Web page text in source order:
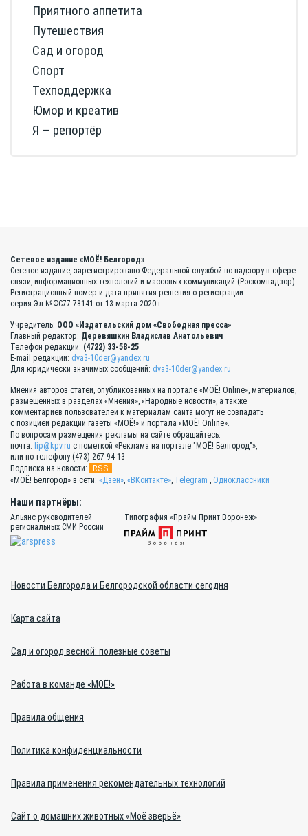
Приятного аппетита
Путешествия
Сад и огород
Спорт
Техподдержка
Юмор и креатив
Я — репортёр
Сетевое издание «МОЁ! Белгород»
Сетевое издание, зарегистрировано Федеральной службой по надзору в сфере
связи, информационных технологий и массовых коммуникаций (Роскомнадзор).
Регистрационный номер и дата принятия решения о регистрации:
серия Эл №ФС77-78141 от 13 марта 2020 г.
Учредитель: ООО «Издательский дом «Свободная пресса»
Главный редактор: Деревяшкин Владислав Анатольевич
Телефон редакции: (4722) 33-58-25
E-mail редакции: dva3-10der@yandex.ru
Для юридически значимых сообщений: dva3-10der@yandex.ru
Мнения авторов статей, опубликованных на портале «МОЁ! Online», материалов,
размещённых в разделах «Мнения», «Народные новости», а также
комментариев пользователей к материалам сайта могут не совпадать
с позицией редакции газеты «МОЁ!» и портала «МОЁ! Online».
По вопросам размещения рекламы на сайте обращайтесь:
почта: lip@kpv.ru с пометкой «Реклама на портале "МОЁ! Белгород"»,
или по телефону (473) 267-94-13
Подписка на новости:
RSS
«МОЁ! Белгород» в сети: «Дзен», «ВКонтакте», Telegram , Одноклассники
Наши партнёры:
Альянс руководителей
региональных СМИ России
Типография «Прайм Принт Воронеж»
Новости Белгорода и Белгородской области сегодня
Карта сайта
Сад и огород весной: полезные советы
Работа в команде «МОЁ!»
Правила общения
Политика конфиденциальности
Правила применения рекомендательных технологий
Сайт о домашних животных «Моё зверьё»